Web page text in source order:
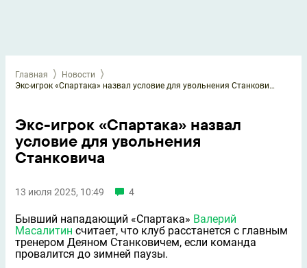
Главная
Новости
Экс-игрок «Спартака» назвал условие для увольнения Станковича
Экс-игрок «Спартака» назвал
условие для увольнения
Станковича
13 июля 2025, 10:49 4
Бывший нападающий «Спартака» Валерий
Масалитин считает, что клуб расстанется с главным
тренером Деяном Станковичем, если команда
провалится до зимней паузы.